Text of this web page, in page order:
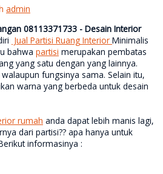
admin
08113371733 - Desain Interior
Jual Partisi Ruang Interior Minimalis
bahwa partisi merupakan pembatas
yang satu dengan yang lainnya.
fungsinya sama. Selain itu,
warna yang berbeda untuk desain
rumah anda dapat lebih manis lagi,
dari partisi?? apa hanya untuk
informasinya :